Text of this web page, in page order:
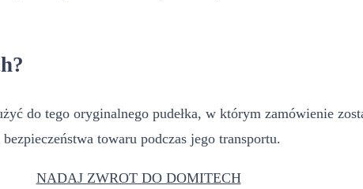
do tego oryginalnego pudełka, w którym zamówienie
towaru podczas jego transportu.
NADAJ ZWROT DO DOMITECH